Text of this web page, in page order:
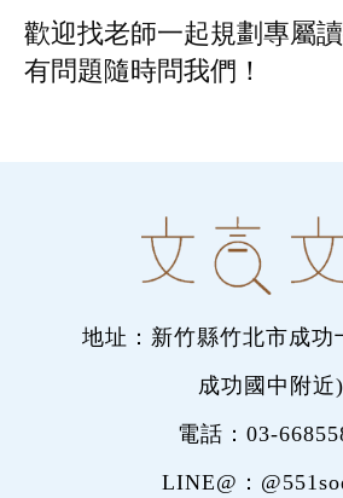
歡迎找老師一起規劃專屬
有問題隨時問我們！
地址：新竹縣竹北市成功
成功國中附近)
電話： 03-
LINE@：